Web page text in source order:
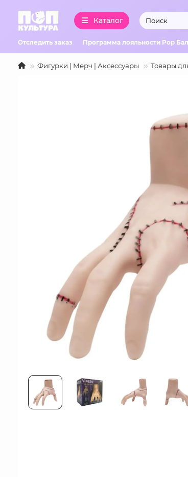
Каталог
Отследить заказ Программа лояльности Pop
Фигурки | Мерч | Аксессуары Товары